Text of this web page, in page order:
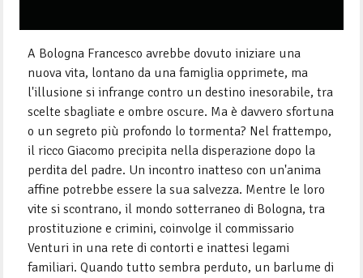
A Bologna Francesco avrebbe dovuto iniziare una
nuova vita, lontano da una famiglia opprimete, ma
l'illusione si infrange contro un destino inesorabile, tra
scelte sbagliate e ombre oscure. Ma è davvero sfortuna
o un segreto più profondo lo tormenta? Nel frattempo,
il ricco Giacomo precipita nella disperazione dopo la
perdita del padre. Un incontro inatteso con un'anima
affine potrebbe essere la sua salvezza. Mentre le loro
vite si scontrano, il mondo sotterraneo di Bologna, tra
prostituzione e crimini, coinvolge il commissario
Venturi in una rete di contorti e inattesi legami
familiari. Quando tutto sembra perduto, un barlume di